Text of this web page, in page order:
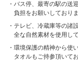
バス停、最寄の駅の送
負担をお願いしておりま
テレビ、冷蔵庫等の諸
全な自然素材を使用し
環境保護の精神から使
タオルもご持参頂いて